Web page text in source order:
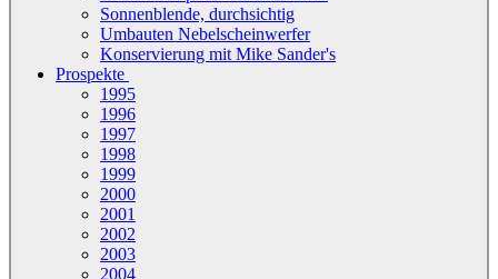
Sonnenblende, durchsichtig
Umbauten Nebelscheinwerfer
Konservierung mit Mike Sander's
Prospekte
1995
1996
1997
1998
1999
2000
2001
2002
2003
2004